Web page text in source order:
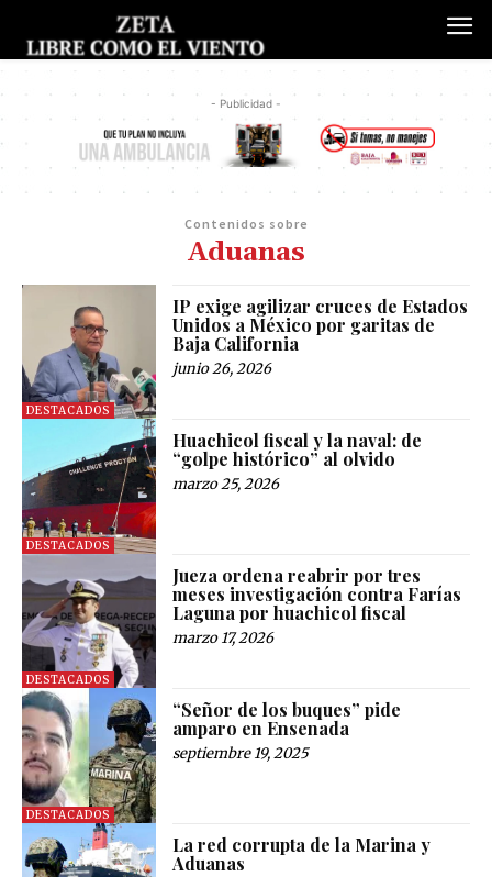
- Publicidad -
Contenidos sobre
Aduanas
DESTACADOS
IP exige agilizar cruces de Estados
Unidos a México por garitas de
Baja California
junio 26, 2026
DESTACADOS
Huachicol fiscal y la naval: de
“golpe histórico” al olvido
marzo 25, 2026
DESTACADOS
Jueza ordena reabrir por tres
meses investigación contra Farías
Laguna por huachicol fiscal
marzo 17, 2026
DESTACADOS
“Señor de los buques” pide
amparo en Ensenada
septiembre 19, 2025
La red corrupta de la Marina y
Aduanas